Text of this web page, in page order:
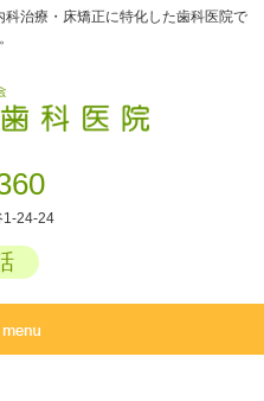
治療・床矯正に特化した歯科医院で
24-24